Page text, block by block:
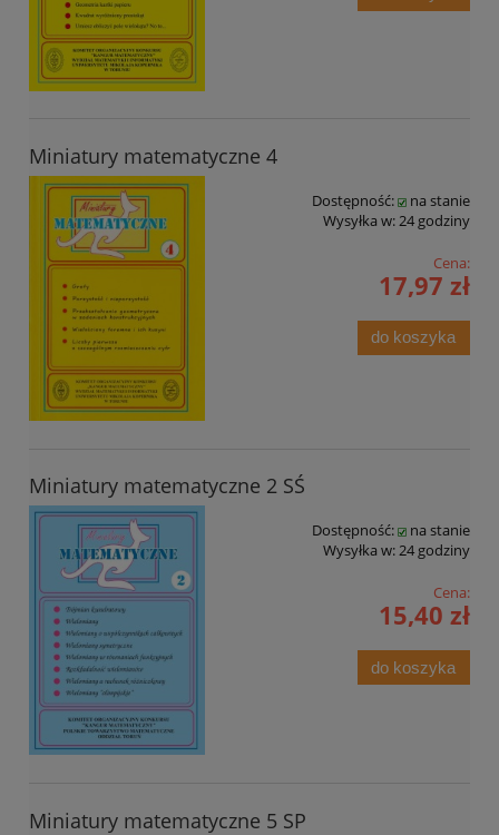
Miniatury matematyczne 4
Dostępność:
na stanie
Wysyłka w:24 godziny
Cena:
17,97 zł
do koszyka
Miniatury matematyczne 2 SŚ
Dostępność:
na stanie
Wysyłka w:24 godziny
Cena:
15,40 zł
do koszyka
Miniatury matematyczne 5 SP